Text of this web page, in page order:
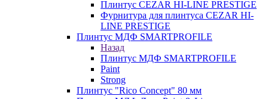
Плинтус CEZAR HI-LINE PRESTIGE
Фурнитура для плинтуса CEZAR HI-
LINE PRESTIGE
Плинтус МДФ SMARTPROFILE
Назад
Плинтус МДФ SMARTPROFILE
Paint
Strong
Плинтус "Rico Concept" 80 мм